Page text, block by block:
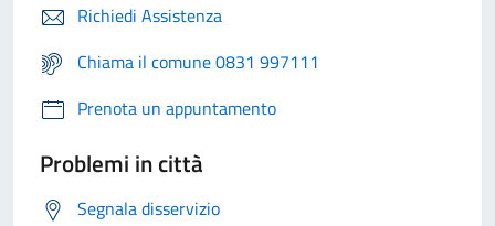
Richiedi Assistenza
Chiama il comune 0831 997111
Prenota un appuntamento
Problemi in città
Segnala disservizio